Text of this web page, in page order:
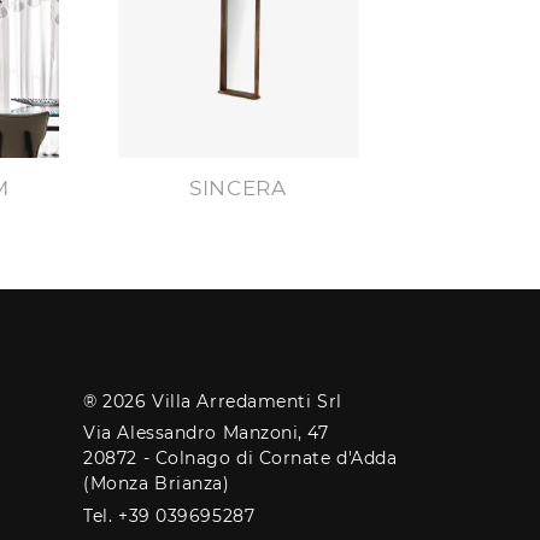
SINCERA
® 2026 Villa Arredamenti Srl
Via Alessandro Manzoni, 47
20872 - Colnago di Cornate d'Adda
(Monza Brianza)
Tel. +39 039695287